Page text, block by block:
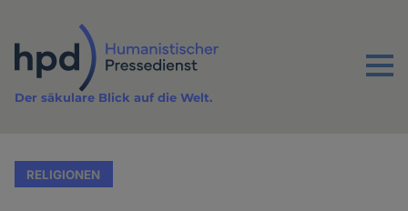
Inhalt
Menu
Der säkulare Blick auf die Welt.
RELIGIONEN